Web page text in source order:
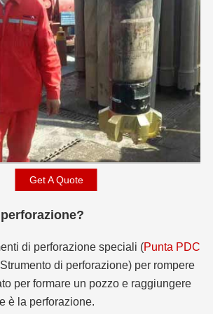
Get A Quote
di perforazione speciali (Punta PDC
di perforazione) per rompere
per formare un pozzo e raggiungere
è la perforazione.